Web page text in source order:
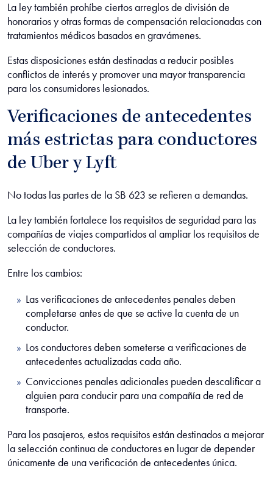
La ley también prohíbe ciertos arreglos de división de
honorarios y otras formas de compensación relacionadas con
tratamientos médicos basados en gravámenes.
Estas disposiciones están destinadas a reducir posibles
conflictos de interés y promover una mayor transparencia
para los consumidores lesionados.
Verificaciones de antecedentes
más estrictas para conductores
de Uber y Lyft
No todas las partes de la SB 623 se refieren a demandas.
La ley también fortalece los requisitos de seguridad para las
compañías de viajes compartidos al ampliar los requisitos de
selección de conductores.
Entre los cambios:
Las verificaciones de antecedentes penales deben
completarse antes de que se active la cuenta de un
conductor.
Los conductores deben someterse a verificaciones de
antecedentes actualizadas cada año.
Convicciones penales adicionales pueden descalificar a
alguien para conducir para una compañía de red de
transporte.
Para los pasajeros, estos requisitos están destinados a mejorar
la selección continua de conductores en lugar de depender
únicamente de una verificación de antecedentes única.